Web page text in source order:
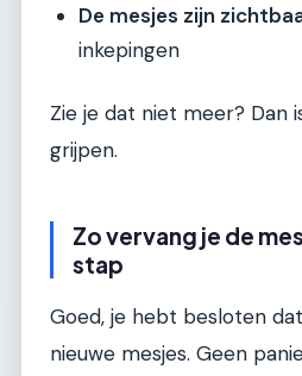
De mesjes zijn
inkepingen
Zie je dat niet meer? Dan
grijpen.
Zo vervang je de
stap
Goed, je hebt besloten
nieuwe mesjes. Geen